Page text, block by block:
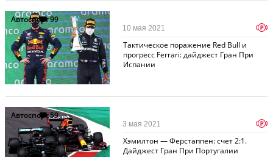
Автоспорт99
Тактическое поражение Red Bull и
прогресс Ferrari: дайджест Гран При
Испании
10 мая 2021 p
Автоспорт59
Хэмилтон — Ферстаппен: счет 2:1.
Дайджест Гран При Португалии
3 мая 2021 p